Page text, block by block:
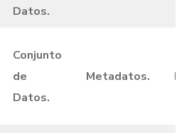
Datos.
Conjunto
de
Datos.
Metadatos.